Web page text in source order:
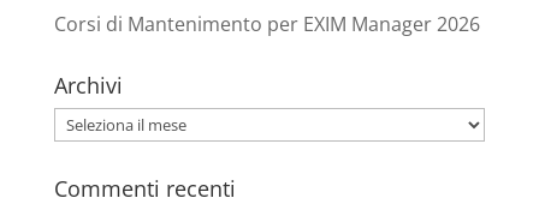
Corsi di Mantenimento per EXIM Manager 2026
Archivi
Archivi
Commenti recenti